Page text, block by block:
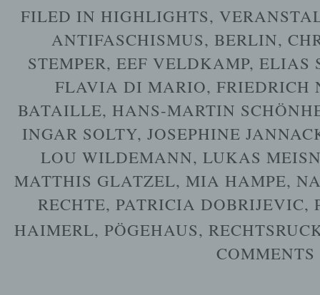
FILED IN HIGHLIGHTS,
ANTIFASCHISMUS, BERLIN,
STEMPER, EEF VELDKAMP, ELIAS
FLAVIA DI MARIO, FRIEDRICH
BATAILLE, HANS-MARTIN
INGAR SOLTY, JOSEPHINE
LOU WILDEMANN, LUKAS
MATTHIS GLATZEL, MIA HAMPE,
RECHTE, PATRICIA DOBRIJEVIC,
HAIMERL, PÖGEHAUS,
COMMENTS